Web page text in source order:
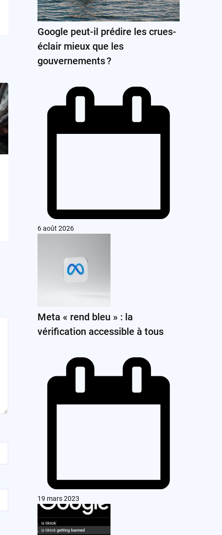
Google peut-il prédire les crues-
éclair mieux que les
gouvernements ?
6 août 2026
Meta « rend bleu » : la
vérification accessible à tous
19 mars 2023